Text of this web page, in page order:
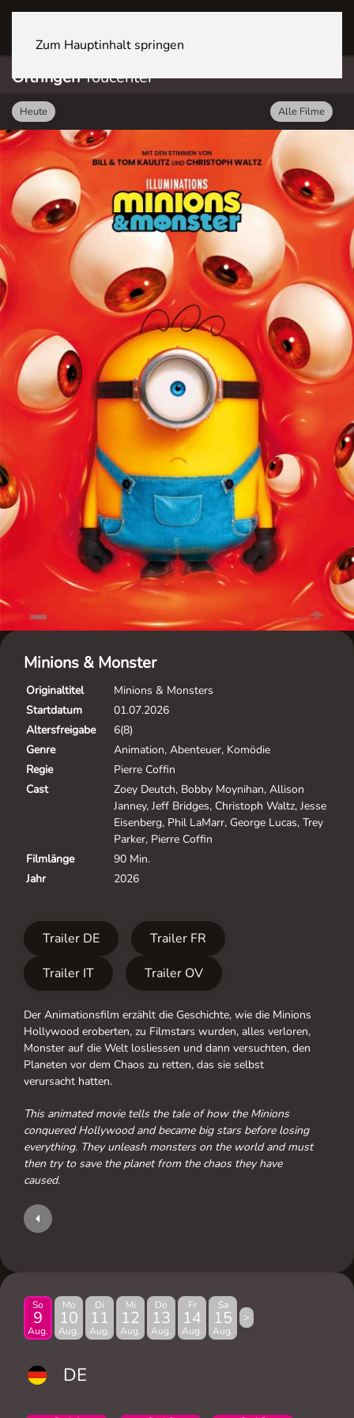
Zum Hauptinhalt springen
OftringenYoucenter
Heute Alle Filme
Minions & Monster
Originaltitel
Minions & Monsters
Startdatum
01.07.2026
Altersfreigabe
6(8)
Genre
Animation, Abenteuer, Komödie
Regie
Pierre Coffin
Cast
Zoey Deutch, Bobby Moynihan, Allison
Janney, Jeff Bridges, Christoph Waltz, Jesse
Eisenberg, Phil LaMarr, George Lucas, Trey
Parker, Pierre Coffin
Filmlänge
90 Min.
Jahr
2026
Trailer DE
Trailer FR
Trailer IT
Trailer OV
Der Animationsfilm erzählt die Geschichte, wie die Minions
Hollywood eroberten, zu Filmstars wurden, alles verloren,
Monster auf die Welt losliessen und dann versuchten, den
Planeten vor dem Chaos zu retten, das sie selbst
verursacht hatten.
This animated movie tells the tale of how the Minions
conquered Hollywood and became big stars before losing
everything. They unleash monsters on the world and must
then try to save the planet from the chaos they have
caused.
So
9
Aug.
Mo
10
Aug.
Di
11
Aug.
Mi
12
Aug.
Do
13
Aug.
Fr
14
Aug.
Sa
15
Aug.
>
DE